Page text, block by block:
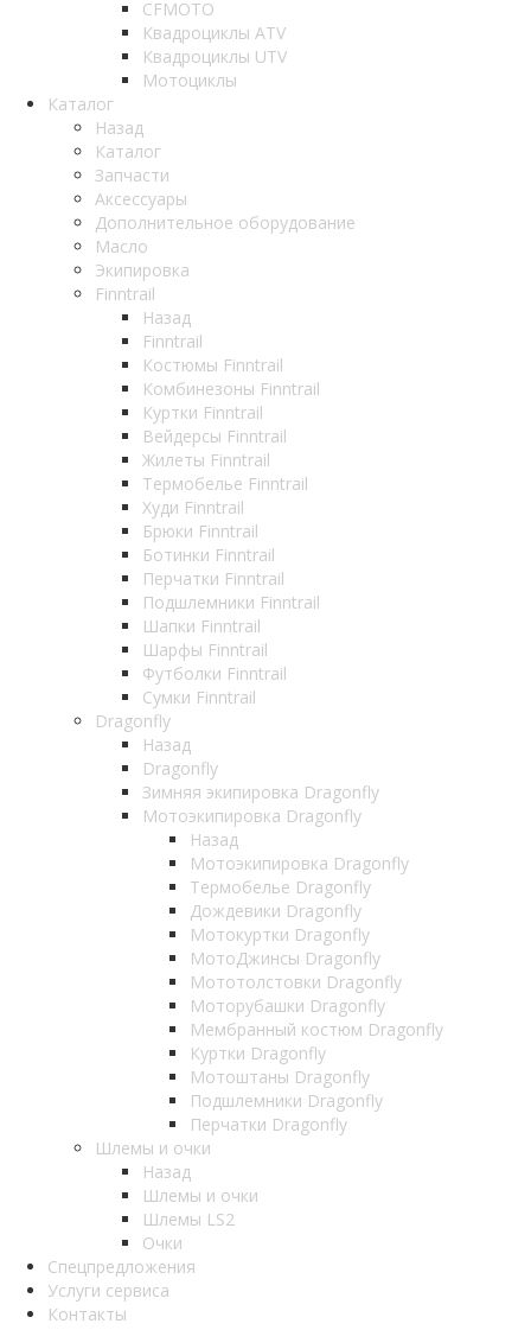
CFMOTO
Квадроциклы ATV
Квадроциклы UTV
Мотоциклы
Каталог
Назад
Каталог
Запчасти
Аксессуары
Дополнительное оборудование
Масло
Экипировка
Finntrail
Назад
Finntrail
Костюмы Finntrail
Комбинезоны Finntrail
Куртки Finntrail
Вейдерсы Finntrail
Жилеты Finntrail
Термобелье Finntrail
Худи Finntrail
Брюки Finntrail
Ботинки Finntrail
Перчатки Finntrail
Подшлемники Finntrail
Шапки Finntrail
Шарфы Finntrail
Футболки Finntrail
Сумки Finntrail
Dragonfly
Назад
Dragonfly
Зимняя экипировка Dragonfly
Мотоэкипировка Dragonfly
Назад
Мотоэкипировка Dragonfly
Термобелье Dragonfly
Дождевики Dragonfly
Мотокуртки Dragonfly
МотоДжинсы Dragonfly
Мототолстовки Dragonfly
Моторубашки Dragonfly
Мембранный костюм Dragonfly
Куртки Dragonfly
Мотоштаны Dragonfly
Подшлемники Dragonfly
Перчатки Dragonfly
Шлемы и очки
Назад
Шлемы и очки
Шлемы LS2
Очки
Спецпредложения
Услуги сервиса
Контакты